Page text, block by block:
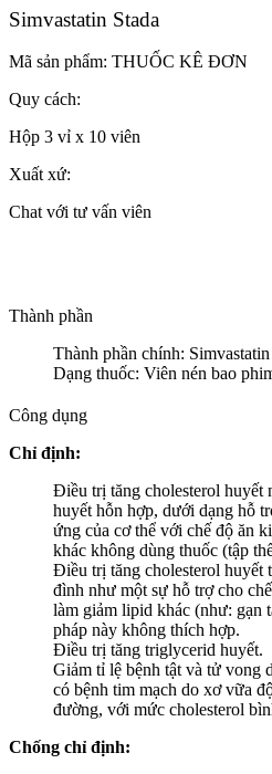
Simvastatin Stada
Mã sản phẩm: THUỐC KÊ ĐƠN
Quy cách:
Hộp 3 vỉ x 10 viên
Xuất xứ:
Chat với tư vấn viên
Thành phần
Thành phần chính:
Dạng thuốc: Viên nén bao
Công dụng
Chỉ định:
Điều trị tăng cholesterol huyết
huyết hỗn hợp, dưới dạng hỗ
ứng của cơ thể với chế độ ăn
khác không dùng thuốc (tập
Điều trị tăng cholesterol huyết
đình như một sự hỗ trợ cho
làm giảm lipid khác (như: gạn
pháp này không thích hợp.
Điều trị tăng triglycerid huyết.
Giảm tỉ lệ bệnh tật và tử vong
có bệnh tim mạch do xơ vữa
đường, với mức cholesterol
Chống chỉ định: